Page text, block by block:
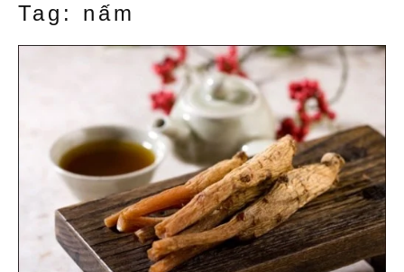
Tag: nấm